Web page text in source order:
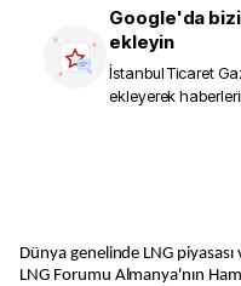
Google'da
ekleyin
İstanbul Ticaret
ekleyerek
Dünya genelinde LNG piyasası
LNG Forumu Almanya'nın